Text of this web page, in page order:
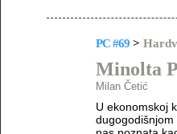
PC #69 >
Minolta
Milan Četić
U ekonomskoj